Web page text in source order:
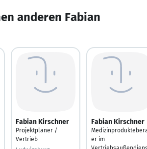
anderen Fabian
Fabian Kirschner
Projektplaner /
Vertrieb
Fabian Kirschner
er im